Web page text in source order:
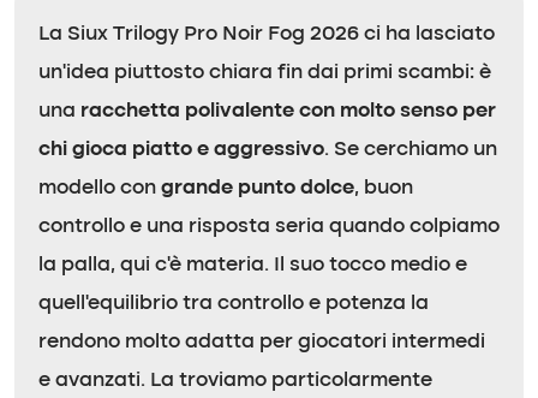
La Siux Trilogy Pro Noir Fog 2026 ci ha lasciato
un’idea piuttosto chiara fin dai primi scambi: è
una racchetta polivalente con molto senso per
chi gioca piatto e aggressivo. Se cerchiamo un
modello con grande punto dolce, buon
controllo e una risposta seria quando colpiamo
la palla, qui c’è materia. Il suo tocco medio e
quell’equilibrio tra controllo e potenza la
rendono molto adatta per giocatori intermedi
e avanzati. La troviamo particolarmente